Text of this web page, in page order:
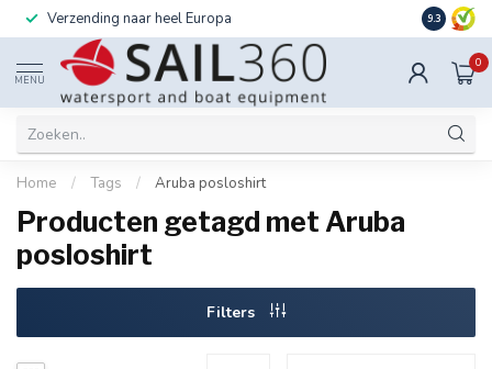
Verzending naar heel Europa Ook
9.3
MENU
0
Home / Tags / Aruba posloshirt
Producten getagd met Aruba
posloshirt
Filters